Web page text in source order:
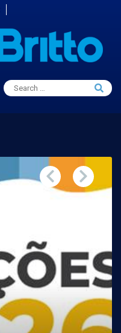
Search
for:
Search